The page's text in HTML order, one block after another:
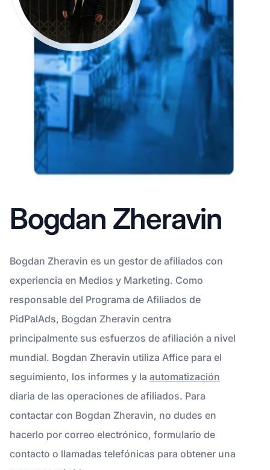
Bogdan Zheravin
Bogdan Zheravin es un gestor de afiliados con
experiencia en Medios y Marketing. Como
responsable del Programa de Afiliados de
PidPalAds, Bogdan Zheravin centra
principalmente sus esfuerzos de afiliación a nivel
mundial. Bogdan Zheravin utiliza Affice para el
seguimiento, los informes y la automatización
diaria de las operaciones de afiliados. Para
contactar con Bogdan Zheravin, no dudes en
hacerlo por correo electrónico, formulario de
contacto o llamadas telefónicas para obtener una